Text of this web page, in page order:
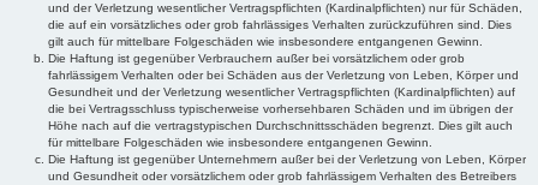
und der Verletzung wesentlicher Vertragspflichten (Kardinalpflichten) nur für Schäden,
die auf ein vorsätzliches oder grob fahrlässiges Verhalten zurückzuführen sind. Dies
gilt auch für mittelbare Folgeschäden wie insbesondere entgangenen Gewinn.
Die Haftung ist gegenüber Verbrauchern außer bei vorsätzlichem oder grob
fahrlässigem Verhalten oder bei Schäden aus der Verletzung von Leben, Körper und
Gesundheit und der Verletzung wesentlicher Vertragspflichten (Kardinalpflichten) auf
die bei Vertragsschluss typischerweise vorhersehbaren Schäden und im übrigen der
Höhe nach auf die vertragstypischen Durchschnittsschäden begrenzt. Dies gilt auch
für mittelbare Folgeschäden wie insbesondere entgangenen Gewinn.
Die Haftung ist gegenüber Unternehmern außer bei der Verletzung von Leben, Körper
und Gesundheit oder vorsätzlichem oder grob fahrlässigem Verhalten des Betreibers